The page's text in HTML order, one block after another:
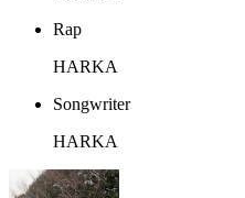
Rap
HARKA
Songwriter
HARKA